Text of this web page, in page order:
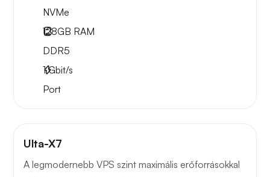
NVMe
128GB RAM
DDR5
1Gbit/s
Port
Ulta-X7
A legmodernebb VPS szint maximális erőforrásokkal